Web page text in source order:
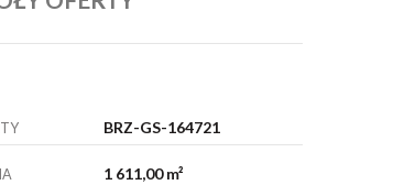
BRZ-GS-164721
1 611,00 m²